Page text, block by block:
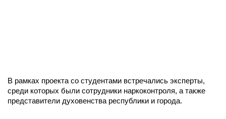
В рамках проекта со студентами встречались эксперты,
среди которых были сотрудники наркоконтроля, а также
представители духовенства республики и города.